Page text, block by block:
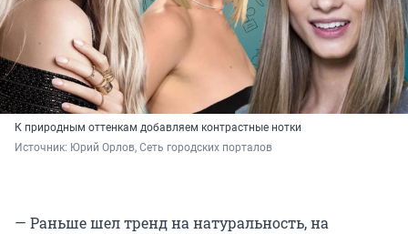
К природным оттенкам добавляем контрастные нотки
Источник: Юрий Орлов, Сеть городских порталов
— Раньше шел тренд на натуральность, на